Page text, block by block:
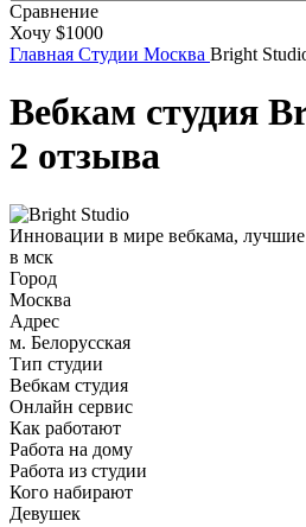
Сравнение
Хочу $1000
Главная Студии Москва Bright
Вебкам студия
2 отзыва
Инновации в мире вебкама,
в мск
Город
Москва
Адрес
м. Белорусская
Тип студии
Вебкам студия
Онлайн сервис
Как работают
Работа на дому
Работа из студии
Кого набирают
Девушек